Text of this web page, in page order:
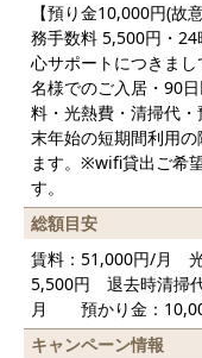
【預り金10,000円(故
務手数料 5,500円・
心サポートにつきま
名様でのご入居・90
料・光熱費・清掃代
末年始の短期間利用
ます。※wifi貸出ご希
す。
総額目安
賃料：51,000円/月
5,500円 退去時清掃
月 預かり金：
キャンペーン情報